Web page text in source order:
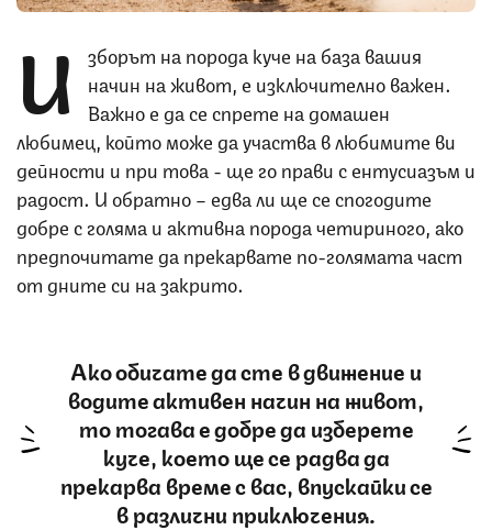
И
зборът на порода куче на база вашия
начин на живот, е изключително важен.
Важно е да се спрете на домашен
любимец, който може да участва в любимите ви
дейности и при това - ще го прави с ентусиазъм и
радост. И обратно – едва ли ще се спогодите
добре с голяма и активна порода четириного, ако
предпочитате да прекарвате по-голямата част
от дните си на закрито.
Ако обичате да сте в движение и
водите активен начин на живот,
то тогава е добре да изберете
куче, което ще се радва да
прекарва време с вас, впускайки се
в различни приключения.